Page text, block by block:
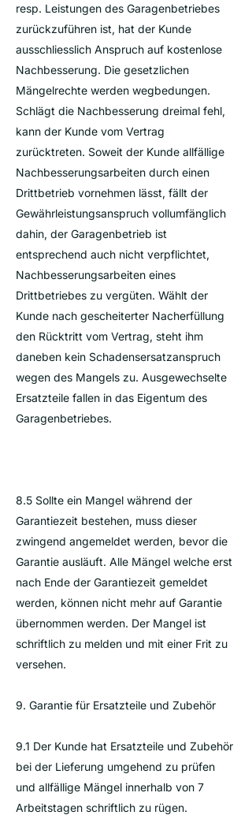
resp. Leistungen des Garagenbetriebes
zurückzuführen ist, hat der Kunde
ausschliesslich Anspruch auf kostenlose
Nachbesserung. Die gesetzlichen
Mängelrechte werden wegbedungen.
Schlägt die Nachbesserung dreimal fehl,
kann der Kunde vom Vertrag
zurücktreten. Soweit der Kunde allfällige
Nachbesserungsarbeiten durch einen
Drittbetrieb vornehmen lässt, fällt der
Gewährleistungsanspruch vollumfänglich
dahin, der Garagenbetrieb ist
entsprechend auch nicht verpflichtet,
Nachbesserungsarbeiten eines
Drittbetriebes zu vergüten. Wählt der
Kunde nach gescheiterter Nacherfüllung
den Rücktritt vom Vertrag, steht ihm
daneben kein Schadensersatzanspruch
wegen des Mangels zu. Ausgewechselte
Ersatzteile fallen in das Eigentum des
Garagenbetriebes.
8.5 Sollte ein Mangel während der
Garantiezeit bestehen, muss dieser
zwingend angemeldet werden, bevor die
Garantie ausläuft. Alle Mängel welche erst
nach Ende der Garantiezeit gemeldet
werden, können nicht mehr auf Garantie
übernommen werden. Der Mangel ist
schriftlich zu melden und mit einer Frit zu
versehen.
9. Garantie für Ersatzteile und Zubehör
9.1 Der Kunde hat Ersatzteile und Zubehör
bei der Lieferung umgehend zu prüfen
und allfällige Mängel innerhalb von 7
Arbeitstagen schriftlich zu rügen.